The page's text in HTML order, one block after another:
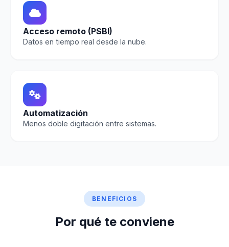
Acceso remoto (PSBI)
Datos en tiempo real desde la nube.
Automatización
Menos doble digitación entre sistemas.
BENEFICIOS
Por qué te conviene